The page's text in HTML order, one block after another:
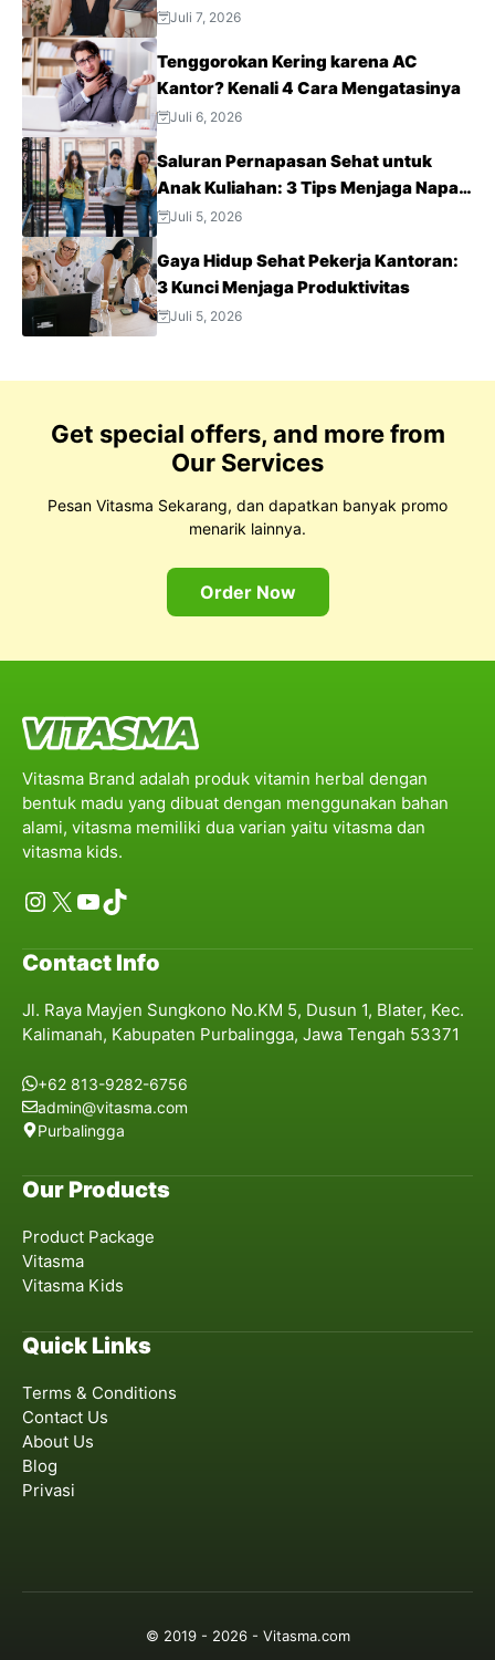
Juli 7, 2026
Tenggorokan Kering karena AC
Kantor? Kenali 4 Cara Mengatasinya
Juli 6, 2026
Saluran Pernapasan Sehat untuk
Anak Kuliahan: 3 Tips Menjaga Napas
Tetap Optimal di Tengah Aktivitas
Juli 5, 2026
Gaya Hidup Sehat Pekerja Kantoran:
3 Kunci Menjaga Produktivitas
Juli 5, 2026
Get special offers, and more from
Our Services
Pesan Vitasma Sekarang, dan dapatkan banyak promo
menarik lainnya.
Order Now
Vitasma Brand adalah produk vitamin herbal dengan
bentuk madu yang dibuat dengan menggunakan bahan
alami, vitasma memiliki dua varian yaitu vitasma dan
vitasma kids.
Instagram
X YouTube
TikTok
Contact Info
Jl. Raya Mayjen Sungkono No.KM 5, Dusun 1, Blater, Kec.
Kalimanah, Kabupaten Purbalingga, Jawa Tengah 53371
+62 813-9282-6756
admin@vitasma.com
Purbalingga
Our Products
Product Package
Vitasma
Vitasma Kids
Quick Links
Terms & Conditions
Contact Us
About Us
Blog
Privasi
© 2019 - 2026 - Vitasma.com